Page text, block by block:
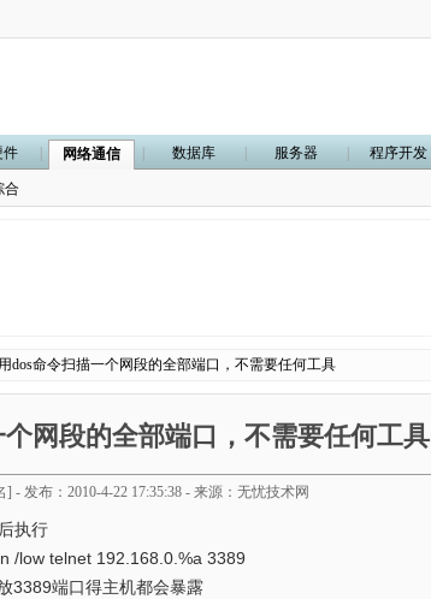
件 网络通信 数据库 服务器 程序开发
合
dos命令扫描一个网段的全部端口，不需要任何工具
网段的全部端口，不需要任何工具
- 发布：2010-4-22 17:35:38 - 来源：无忧技术网
执行
/low telnet 192.168.0.%a 3389
3389端口得主机都会暴露